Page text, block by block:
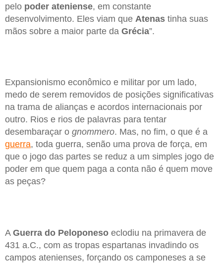
pelo poder ateniense, em constante
desenvolvimento. Eles viam que Atenas tinha suas
mãos sobre a maior parte da Grécia”.
Expansionismo econômico e militar por um lado,
medo de serem removidos de posições significativas
na trama de alianças e acordos internacionais por
outro. Rios e rios de palavras para tentar
desembaraçar o gnommero. Mas, no fim, o que é a
guerra, toda guerra, senão uma prova de força, em
que o jogo das partes se reduz a um simples jogo de
poder em que quem paga a conta não é quem move
as peças?
A Guerra do Peloponeso eclodiu na primavera de
431 a.C., com as tropas espartanas invadindo os
campos atenienses, forçando os camponeses a se